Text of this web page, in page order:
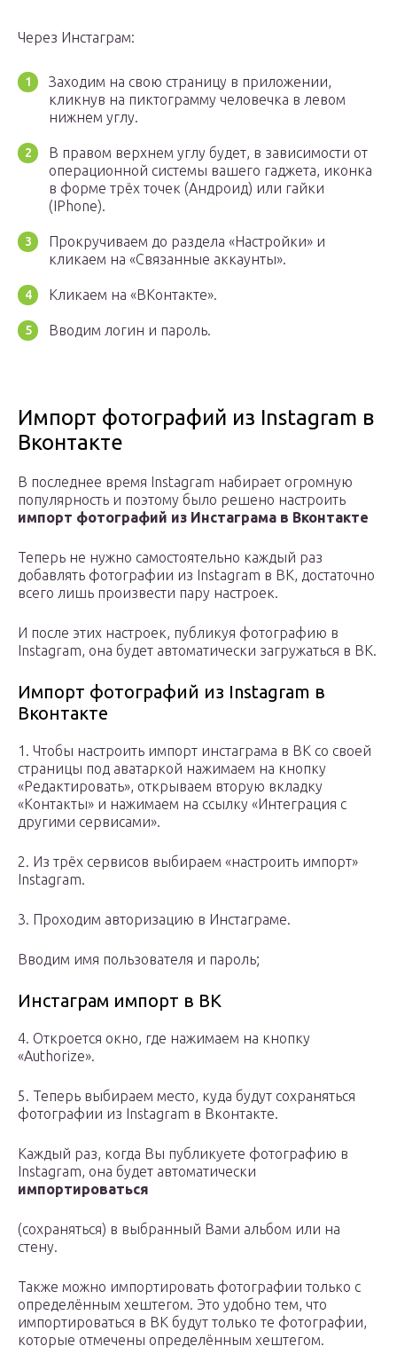
Через Инстаграм:
Заходим на свою страницу в приложении,
кликнув на пиктограмму человечка в левом
нижнем углу.
В правом верхнем углу будет, в зависимости от
операционной системы вашего гаджета, иконка
в форме трёх точек (Андроид) или гайки
(IPhone).
Прокручиваем до раздела «Настройки» и
кликаем на «Связанные аккаунты».
Кликаем на «ВКонтакте».
Вводим логин и пароль.
Импорт фотографий из Instagram в
Вконтакте
В последнее время Instagram набирает огромную
популярность и поэтому было решено настроить
импорт фотографий из Инстаграма в Вконтакте
Теперь не нужно самостоятельно каждый раз
добавлять фотографии из Instagram в ВК, достаточно
всего лишь произвести пару настроек.
И после этих настроек, публикуя фотографию в
Instagram, она будет автоматически загружаться в ВК.
Импорт фотографий из Instagram в
Вконтакте
1. Чтобы настроить импорт инстаграма в ВК со своей
страницы под аватаркой нажимаем на кнопку
«Редактировать», открываем вторую вкладку
«Контакты» и нажимаем на ссылку «Интеграция с
другими сервисами».
2. Из трёх сервисов выбираем «настроить импорт»
Instagram.
3. Проходим авторизацию в Инстаграме.
Вводим имя пользователя и пароль;
Инстаграм импорт в ВК
4. Откроется окно, где нажимаем на кнопку
«Authorize».
5. Теперь выбираем место, куда будут сохраняться
фотографии из Instagram в Вконтакте.
Каждый раз, когда Вы публикуете фотографию в
Instagram, она будет автоматически
импортироваться
(сохраняться) в выбранный Вами альбом или на
стену.
Также можно импортировать фотографии только с
определённым хештегом. Это удобно тем, что
импортироваться в ВК будут только те фотографии,
которые отмечены определённым хештегом.